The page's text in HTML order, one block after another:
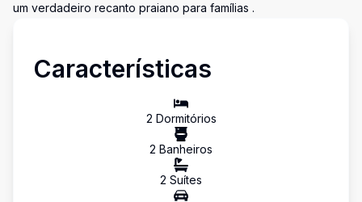
um verdadeiro recanto praiano para famílias .
Características
2 Dormitórios
2 Banheiros
2 Suítes